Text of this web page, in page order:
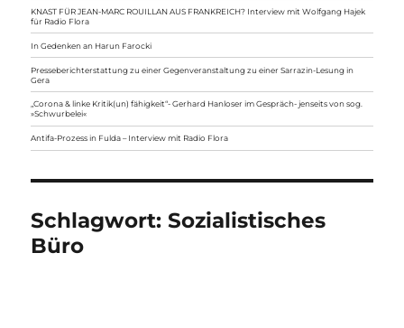
KNAST FÜR JEAN-MARC ROUILLAN AUS FRANKREICH? Interview mit Wolfgang Hajek
für Radio Flora
In Gedenken an Harun Farocki
Presseberichterstattung zu einer Gegenveranstaltung zu einer Sarrazin-Lesung in
Gera
„Corona & linke Kritik(un) fähigkeit“- Gerhard Hanloser im Gespräch- jenseits von sog.
»Schwurbelei«
Antifa-Prozess in Fulda – Interview mit Radio Flora
Schlagwort:Sozialistisches
Büro